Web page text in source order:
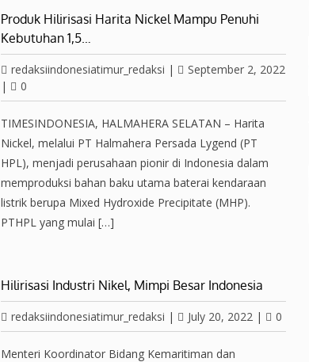
Produk Hilirisasi Harita Nickel Mampu Penuhi
Kebutuhan 1,5…
redaksiindonesiatimur_redaksi |
September 2, 2022
|
0
TIMESINDONESIA, HALMAHERA SELATAN – Harita
Nickel, melalui PT Halmahera Persada Lygend (PT
HPL), menjadi perusahaan pionir di Indonesia dalam
memproduksi bahan baku utama baterai kendaraan
listrik berupa Mixed Hydroxide Precipitate (MHP).
PTHPL yang mulai […]
Hilirisasi Industri Nikel, Mimpi Besar Indonesia
redaksiindonesiatimur_redaksi | July 20, 2022 | 0
Menteri Koordinator Bidang Kemaritiman dan